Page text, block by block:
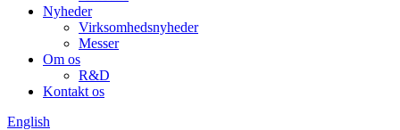
Nyheder
Virksomhedsnyheder
Messer
Om os
R&D
Kontakt os
English